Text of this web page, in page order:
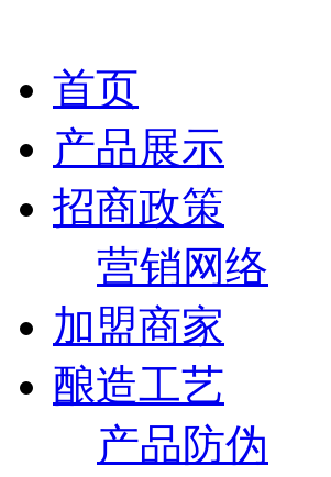
首页
产品展示
招商政策
营销网络
加盟商家
酿造工艺
产品防伪